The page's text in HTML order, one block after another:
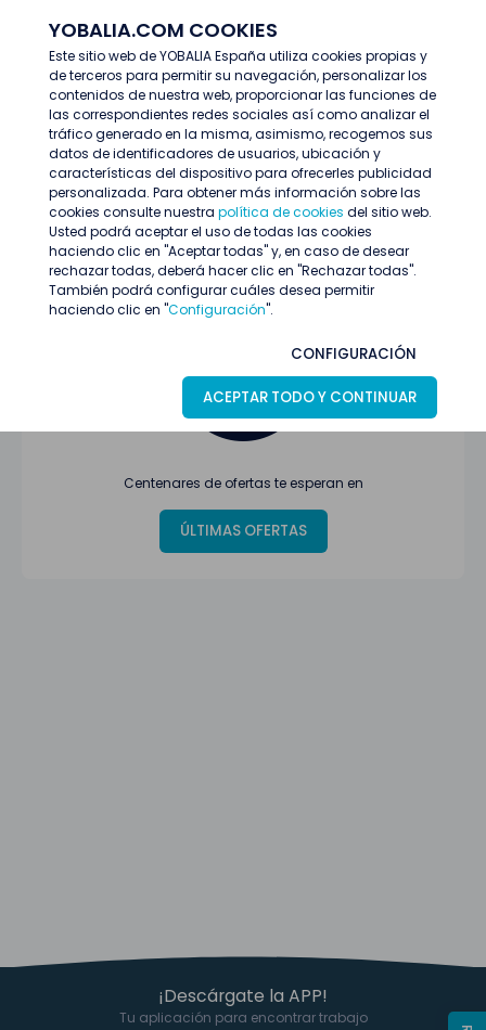
YOBALIA.COM COOKIES
Este sitio web de YOBALIA España utiliza cookies propias y
de terceros para permitir su navegación, personalizar los
contenidos de nuestra web, proporcionar las funciones de
las correspondientes redes sociales así como analizar el
tráfico generado en la misma, asimismo, recogemos sus
datos de identificadores de usuarios, ubicación y
características del dispositivo para ofrecerles publicidad
personalizada. Para obtener más información sobre las
cookies consulte nuestra política de cookies del sitio web.
Usted podrá aceptar el uso de todas las cookies
haciendo clic en "Aceptar todas" y, en caso de desear
rechazar todas, deberá hacer clic en "Rechazar todas".
También podrá configurar cuáles desea permitir
haciendo clic en "Configuración".
CONFIGURACIÓN
ACEPTAR TODO Y CONTINUAR
Últimas ofertas
Oferta no encontrada o ha finalizado su
proceso de selección
Centenares de ofertas te esperan en
ÚLTIMAS OFERTAS
¡Descárgate la APP!
Tu aplicación para encontrar trabajo